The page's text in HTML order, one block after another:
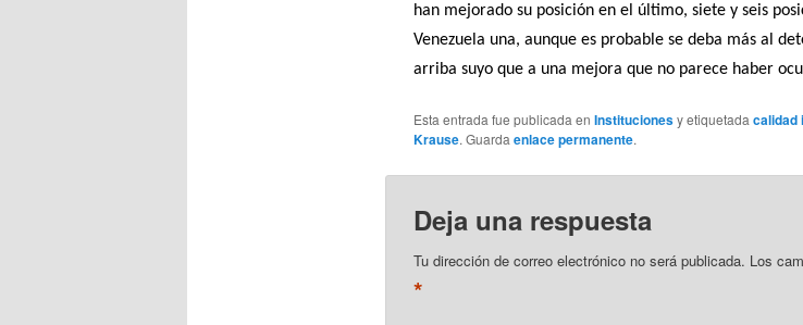
han mejorado su posición en el último, siete y seis
Venezuela una, aunque es probable se deba más al
arriba suyo que a una mejora que no parece haber
Esta entrada fue publicada en Institucionesy etiquetada calidad
Krause. Guarda enlace permanente.
Deja una respuesta
Tu dirección de correo electrónico no será publicada. Los
*